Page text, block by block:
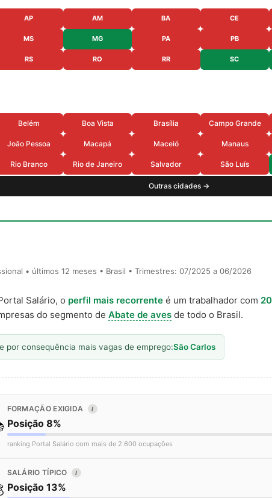
AP AM BA CE
MS MG PA PB
RS RO RR SC
Belém Boa Vista Brasília Campo Grande
João Pessoa Macapá Maceió Manaus
Rio Branco Rio de Janeiro Salvador São Luís
Outras cidades →
• últimos 12 meses • Brasil • Trimestres: 07/2025 a 06/2026
Salário, o perfil mais recorrente é um trabalhador com
do segmento de Abate de aves de todo o Brasil.
por consequência mais vagas de emprego:São Carlos
FORMAÇÃO EXIGIDA I
Posição 8%
ranking Portal Salário com mais de 2.600 ocupações
SALÁRIO TÍPICO I
Posição 13%